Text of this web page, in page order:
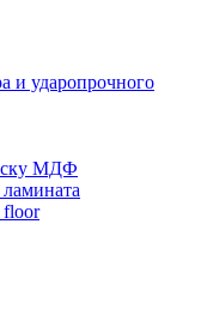
и ударопрочного
МДФ
floor